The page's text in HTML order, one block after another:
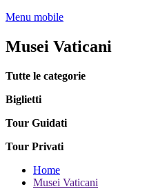
Menu mobile
Musei Vaticani
Tutte le categorie
Biglietti
Tour Guidati
Tour Privati
Home
Musei Vaticani